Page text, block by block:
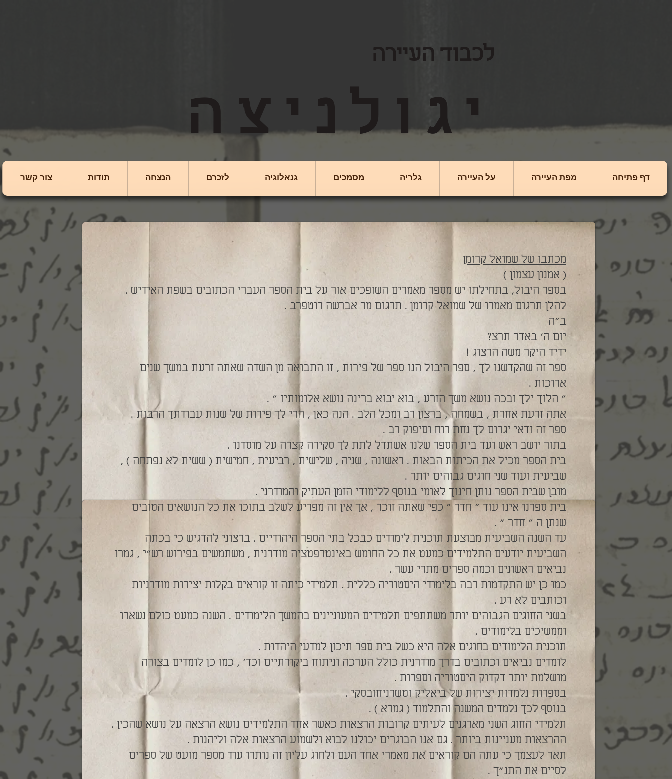
לכבוד העיירה
יגולניצה
דף פתיחה מפת העיירה על העיירה גלריה מסמכים גנאלוגיה לזכרם הנצחה תודות צור קשר
מכתבו של שמואל קרומן
( אמנון עצמון )
בספר היבול, בתחילתו יש מספר מאמרים השופכים אור על בית הספר העברי הכתובים בשפת האידיש .
להלן תרגום מאמרו של שמואל קרומן . תרגום מר אברשה רוטפרב .
ב"ה
יום ה' באדר תרצ?
ידיד היקר משה הרצוג !
ספר זה שהקדשנו לך , ספר היבול הנו ספר של פירות , זו התבואה מן השדה שאתה זרעת במשך שנים
ארוכות .
" הלוך ילך ובכה נושא משך הזרע , בוא יבוא ברינה נושא אלומותיו " .
אתה זרעת אחרת , בשמחה , ברצון רב ומכל הלב . הנה כאן , הרי לך פירות של שנות עבודתך הרבות .
ספר זה ודאי יגרום לך נחת רוח וסיפוק רב .
בתור יושב ראש ועד בית הספר שלנו אשתדל לתת לך סקירה קצרה על מוסדנו .
בית הספר מכיל את הכיתות הבאות : ראשונה , שניה , שלישית , רביעית , חמישית ( ששית לא נפתחה ) ,
שביעית ועוד שני חוגים גבוהים יותר .
מובן שבית הספר נותן חינוך לאומי בנוסף ללימודי הזמן העתיק והמודרני .
בית ספרנו אינו עוד " חדר " כפי שאתה זוכר , אך אין זה מפריע לשלב בתוכו את כל הנושאים הטובים
שנתן ה " חדר " .
עד השנה השביעית מבוצעת תוכנית לימודים כבכל בתי הספר היהודיים . ברצוני להדגיש כי בכתה
השביעית יודעים התלמידים כמעט את כל החומש באינטרפטציה מודרנית , משתמשים בפירוש רש"י , גמרו
נביאים ראשונים וכמה ספרים מתרי עשר .
כמו כן יש התקדמות רבה בלימודי היסטוריה כללית . תלמידי כיתה זו קוראים בקלות יצירות מודרניות
וכותבים לא רע .
בשני החוגים הגבוהים יותר משתתפים תלמידים המעוניינים בהמשך הלימודים . השנה כמעט כולם נשארו
וממשיכים בלימודים .
תוכנית הלימודים בחוגים אלה היא כשל בית ספר תיכון למדעי היהדות .
לומדים נביאים וכתובים בדרך מודרנית כולל הערכה וניתוח ביקורתיים וכד' , כמו כן לומדים בצורה
מושלמת יותר דקדוק היסטוריה וספרות .
בספרות נלמדות יצירות של ביאליק וטשרניחובסקי .
בנוסף לכך נלמדים המשנה והתלמוד ( גמרא ) .
תלמידי החוג השני מארגנים לעיתים קרובות הרצאות כאשר אחד התלמידים נושא הרצאה על נושא שהכין .
ההרצאות מעניינות ביותר . גם אנו הבוגרים יכולנו לבוא ולשמוע הרצאות אלה וליהנות .
תאר לעצמך כי עתה הם קוראים את מאמרי אחד העם ולחוג עליון זה נותרו עוד מספר מועט של ספרים
לסיים את התנ"ך .